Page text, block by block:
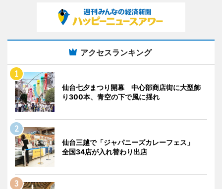
アクセスランキング
仙台七夕まつり開幕 中心部商店街に大型飾
り300本、青空の下で風に揺れ
仙台三越で「ジャパニーズカレーフェス」
全国34店が入れ替わり出店